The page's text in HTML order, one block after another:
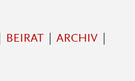
BEIRAT
ARCHIV